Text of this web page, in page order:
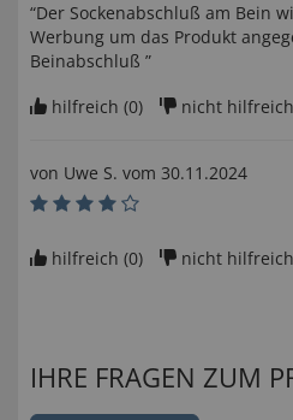
“Der Sockenabschluß am Bein
Werbung um das Produkt
Beinabschluß ”
hilfreich (0) nicht
von Uwe S. vom 30.11.2024
hilfreich (0) nicht
IHRE FRAGEN ZUM